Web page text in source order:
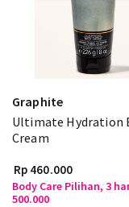
Graphite
Ultimate Hydration
Cream
Rp 460.000
Body Care Pilihan, 3
500.000